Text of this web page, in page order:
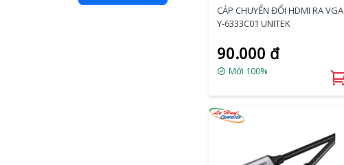
CÁP CHUYỂN ĐỔI HDMI RA VGA
Y-6333C01 UNITEK
90.000 đ
Mới 100%